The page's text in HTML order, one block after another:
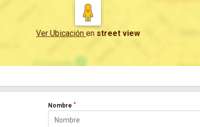
Ver Ubicación en street view
Nombre*